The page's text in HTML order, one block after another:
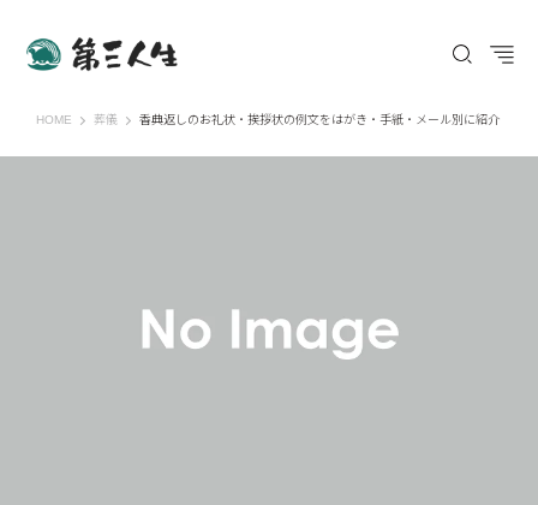
HOME 第三人生 〜寄り道の歩き方〜
葬儀 香典返しのお礼状・挨拶状の例文をはがき・手紙・メール別に紹介